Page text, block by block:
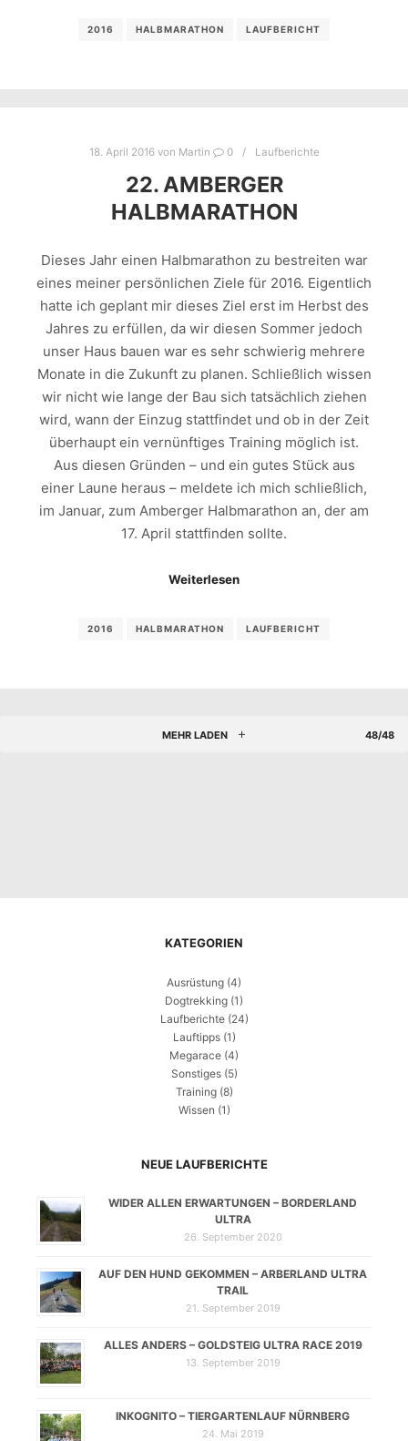
2016 HALBMARATHON LAUFBERICHT
18. April 2016von Martin 0 Laufberichte
22. AMBERGER
HALBMARATHON
Dieses Jahr einen Halbmarathon zu bestreiten war
eines meiner persönlichen Ziele für 2016. Eigentlich
hatte ich geplant mir dieses Ziel erst im Herbst des
Jahres zu erfüllen, da wir diesen Sommer jedoch
unser Haus bauen war es sehr schwierig mehrere
Monate in die Zukunft zu planen. Schließlich wissen
wir nicht wie lange der Bau sich tatsächlich ziehen
wird, wann der Einzug stattfindet und ob in der Zeit
überhaupt ein vernünftiges Training möglich ist.
Aus diesen Gründen – und ein gutes Stück aus
einer Laune heraus – meldete ich mich schließlich,
im Januar, zum Amberger Halbmarathon an, der am
17. April stattfinden sollte.
Weiterlesen
2016 HALBMARATHON LAUFBERICHT
MEHR LADEN 48/48
KATEGORIEN
Ausrüstung (4)
Dogtrekking (1)
Laufberichte(24)
Lauftipps(1)
Megarace (4)
Sonstiges(5)
Training(8)
Wissen (1)
NEUE LAUFBERICHTE
WIDER ALLEN ERWARTUNGEN – BORDERLAND
ULTRA
26. September 2020
AUF DEN HUND GEKOMMEN – ARBERLAND ULTRA
TRAIL
21. September 2019
ALLES ANDERS – GOLDSTEIG ULTRA RACE 2019
13. September 2019
INKOGNITO – TIERGARTENLAUF NÜRNBERG
24. Mai 2019